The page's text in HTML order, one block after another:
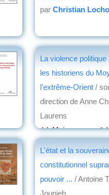
par Christian
La violence politique
les historiens du
l'extrême-Orient /
direction de Anne
Laurens
éd. Maisonneuve &
L'état et la
constitutionnel
pouvoir ... / Antoine
Jounieh